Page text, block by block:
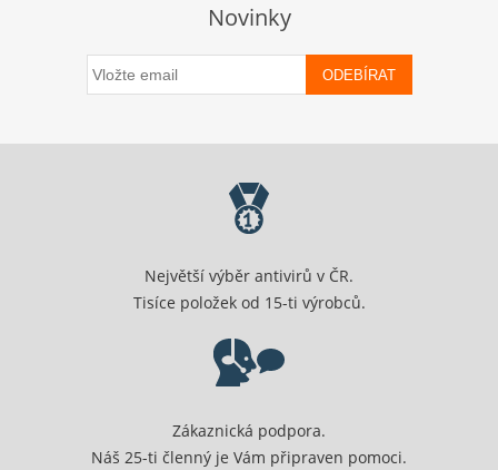
Novinky
ODEBÍRAT
Největší výběr antivirů v ČR.
Tisíce položek od 15-ti výrobců.
Zákaznická podpora.
Náš 25-ti členný je Vám připraven pomoci.